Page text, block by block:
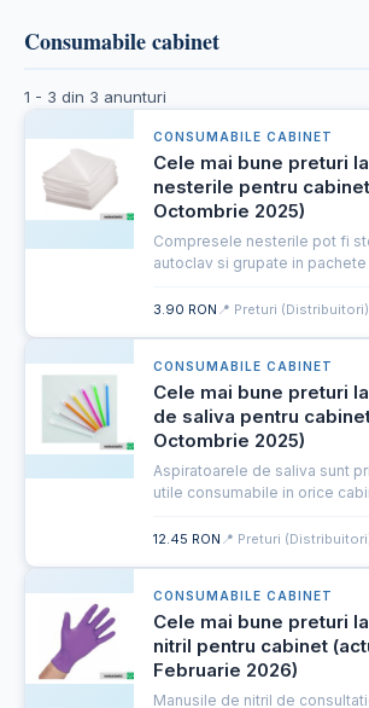
Consumabile cabinet
1 - 3 din 3 anunturi
CONSUMABILE CABINET
Cele mai bune preturi
nesterile pentru
Octombrie 2025)
Compresele nesterile pot fi
autoclav si grupate in
acestora este ca pretul per
3.90 RON 📍 Preturi (Distribuitori)
CONSUMABILE CABINET
Cele mai bune preturi
de saliva pentru
Octombrie 2025)
Aspiratoarele de saliva sunt
utile consumabile in orice
aceea imi doresc sa va aduc
12.45 RON 📍 Preturi
CONSUMABILE CABINET
Cele mai bune preturi
nitril pentru cabinet
Februarie 2026)
Manusile de nitril de